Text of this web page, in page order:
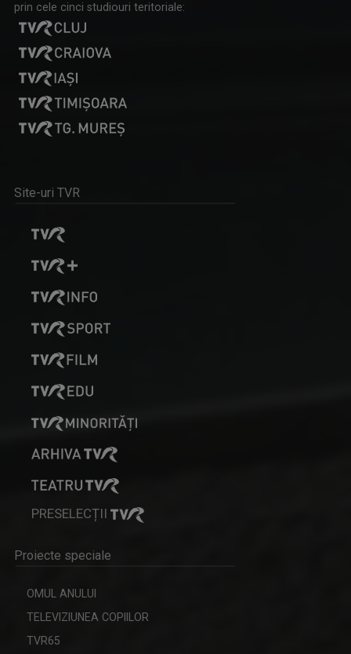
PRIDVOARELE CREDINȚEI
Emisiune cu specific religios (ortodox)
Poveşti despre oraşul de odinioară şi cel de ...
CVARTE
DAN TROFIN
Din 1993, la TVR Iaşi lucrează ca ...
prin cele cinci studiouri teritoriale:
Site-uri TVR
PRESELECȚII
Proiecte speciale
OMUL ANULUI
TELEVIZIUNEA COPIILOR
TVR65